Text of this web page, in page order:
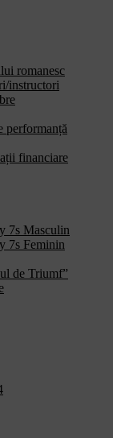
romanesc
instructori
performanță
financiare
7s Masculin
7s Feminin
de Triumf”